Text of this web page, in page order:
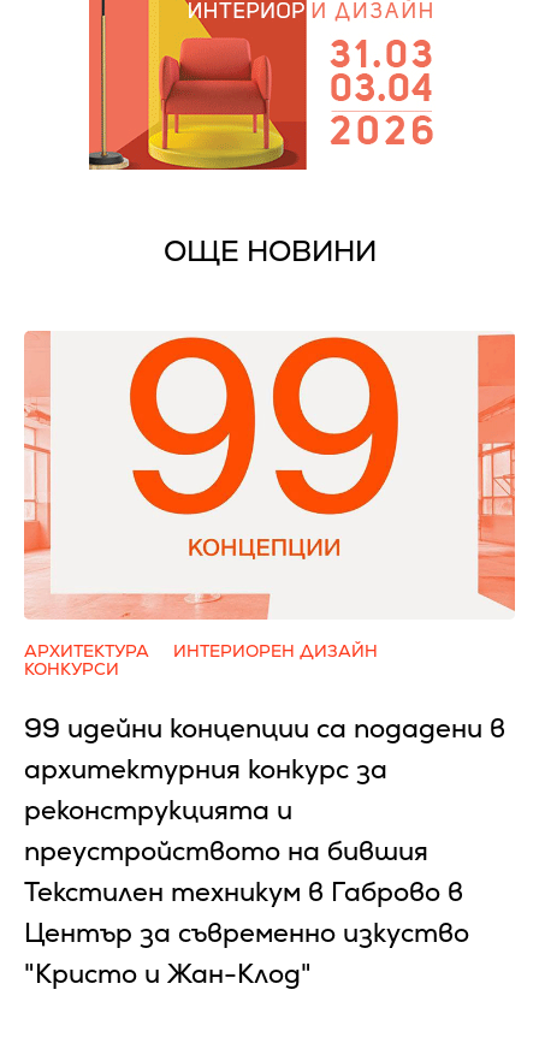
ОЩЕ НОВИНИ
АРХИТЕКТУРА
ИНТЕРИОРЕН ДИЗАЙН
КОНКУРСИ
99 идейни концепции са подадени в
архитектурния конкурс за
реконструкцията и
преустройството на бившия
Текстилен техникум в Габрово в
Център за съвременно изкуство
"Кристо и Жан-Клод"